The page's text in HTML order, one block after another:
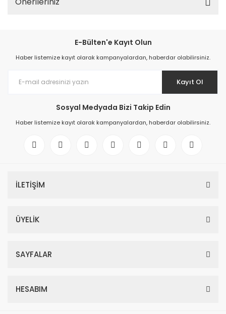
E-Bülten'e Kayıt Olun
Haber listemize kayıt olarak kampanyalardan, haberdar olabilirsiniz.
Kayıt Ol
Sosyal Medyada Bizi Takip Edin
Haber listemize kayıt olarak kampanyalardan, haberdar olabilirsiniz.
İLETİŞİM
ÜYELİK
SAYFALAR
HESABIM